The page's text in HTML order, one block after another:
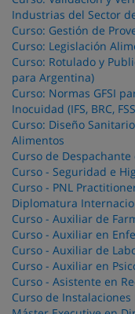
Industrias del Sector
Curso: Gestión de
Curso: Legislación
Curso: Rotulado y
para Argentina)
Curso: Normas GFSI
Inocuidad (IFS, BRC,
Curso: Diseño
Alimentos
Curso de Despachante
Curso - Seguridad e
Curso - PNL
Diplomatura
Curso - Auxiliar de
Curso - Auxiliar en
Curso - Auxiliar de
Curso - Auxiliar en
Curso - Asistente en
Curso de Instalaciones